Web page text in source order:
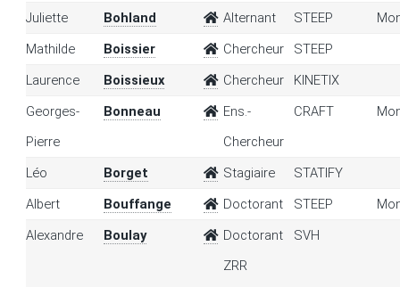
Juliette
Bohland Alternant STEEP
Mathilde
Boissier Chercheur
STEEP
Laurence
Boissieux Chercheur
KINETIX
Georges-
Pierre
Bonneau
Ens.-
Chercheur
CRAFT
Léo Borget Stagiaire
STATIFY
Albert
Bouffange Doctorant STEEP
Alexandre
Boulay
Doctorant
ZRR
SVH